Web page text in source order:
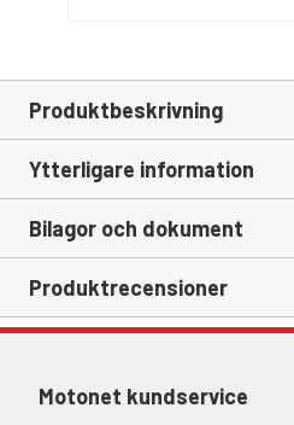
Produktbeskrivning
Ytterligare information
Bilagor och dokument
Produktrecensioner
Motonet kundservice